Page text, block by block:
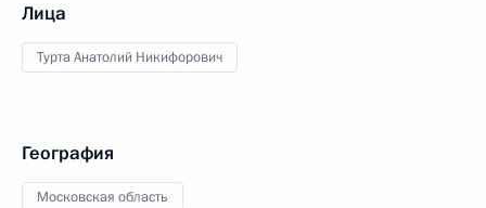
Лица
Турта Анатолий Никифорович
География
Московская область